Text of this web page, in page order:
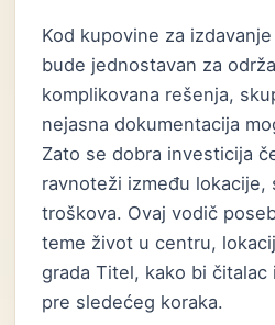
Kod kupovine za
bude jednostavan za
komplikovana rešenja,
nejasna dokumentacija
Zato se dobra investicija
ravnoteži između lokacije,
troškova. Ovaj vodič
teme život u centru,
grada Titel, kako bi čitalac
pre sledećeg koraka.